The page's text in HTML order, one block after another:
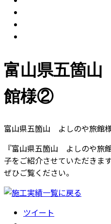
富山県五箇
館様②
富山県五箇山 よしのや旅館
『富山県五箇山 よしのや旅
子をご紹介させていただきます
ぜひご覧ください。
ツイート